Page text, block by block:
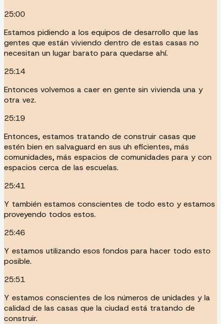
25:00
Estamos pidiendo a los equipos de desarrollo que las
gentes que están viviendo dentro de estas casas no
necesitan un lugar barato para quedarse ahí.
25:14
Entonces volvemos a caer en gente sin vivienda una y
otra vez.
25:19
Entonces, estamos tratando de construir casas que
estén bien en salvaguard en sus uh eficientes, más
comunidades, más espacios de comunidades para y con
espacios cerca de las escuelas.
25:41
Y también estamos conscientes de todo esto y estamos
proveyendo todos estos.
25:46
Y estamos utilizando esos fondos para hacer todo esto
posible.
25:51
Y estamos conscientes de los números de unidades y la
calidad de las casas que la ciudad está tratando de
construir.